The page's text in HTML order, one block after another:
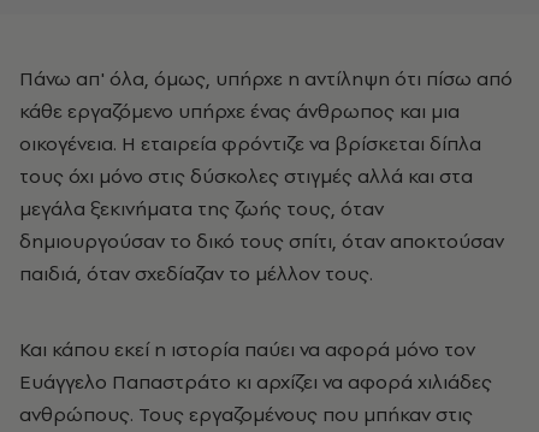
Πάνω απ' όλα, όμως, υπήρχε η αντίληψη ότι πίσω από
κάθε εργαζόμενο υπήρχε ένας άνθρωπος και μια
οικογένεια. Η εταιρεία φρόντιζε να βρίσκεται δίπλα
τους όχι μόνο στις δύσκολες στιγμές αλλά και στα
μεγάλα ξεκινήματα της ζωής τους, όταν
δημιουργούσαν το δικό τους σπίτι, όταν αποκτούσαν
παιδιά, όταν σχεδίαζαν το μέλλον τους.
Και κάπου εκεί η ιστορία παύει να αφορά μόνο τον
Ευάγγελο Παπαστράτο κι αρχίζει να αφορά χιλιάδες
ανθρώπους. Τους εργαζομένους που μπήκαν στις